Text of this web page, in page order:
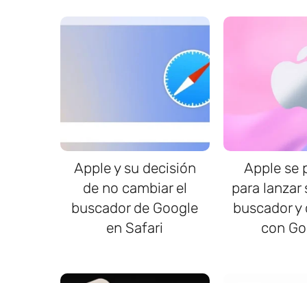
Apple y su decisión
de no cambiar el
buscador de Google
en Safari
Apple se
para lanzar
buscador
con